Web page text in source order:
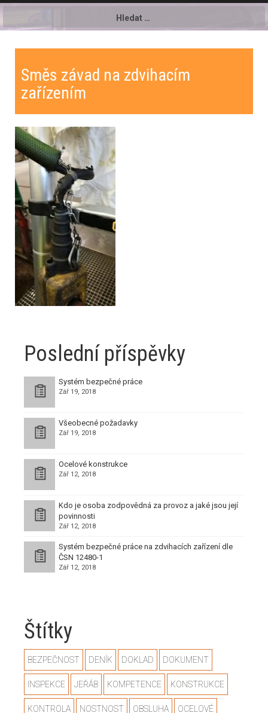
Směs závad na zdvihacím
zařízením
Poslední příspěvky
Systém bezpečné práce
Zář 19, 2018
Všeobecné požadavky
Zář 19, 2018
Ocelové konstrukce
Zář 12, 2018
Kdo je osoba zodpovědná za provoz a jaké jsou její
povinnosti
Zář 12, 2018
Systém bezpečné práce na zdvihacích zařízení dle
ČSN 12480-1
Zář 12, 2018
Štítky
BEZPEČNOST DENÍK DOKLAD DOKUMENT
INSPEKCE JEŘÁB KOMPETENCE KONSTRUKCE
KONTROLA NOSTNOST OBSLUHA OCELOVÉ